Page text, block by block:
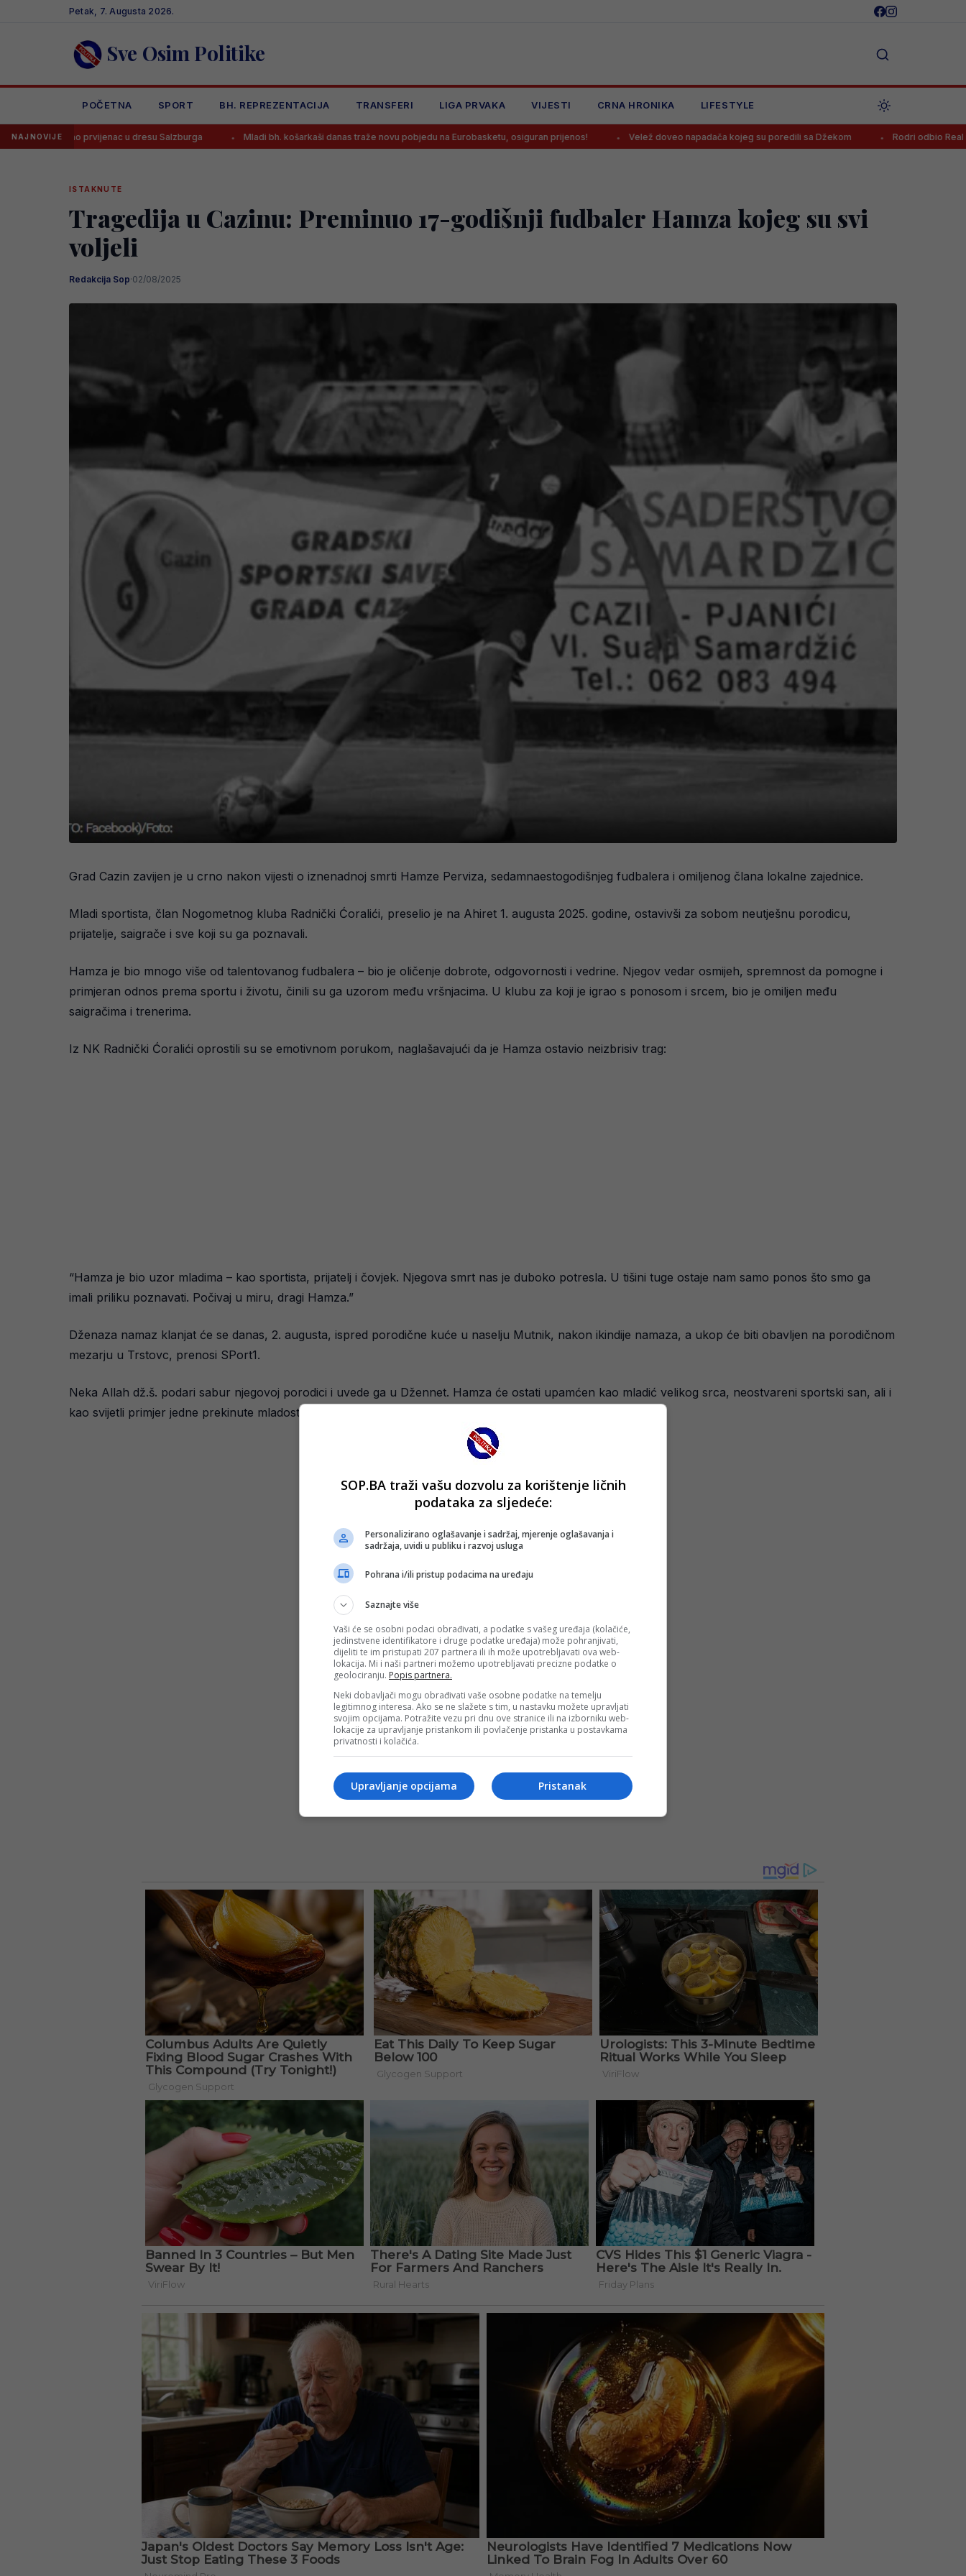
Petak, 7. Augusta 2026.
Sve Osim Politike
POČETNA SPORT BH. REPREZENTACIJA TRANSFERI LIGA PRVAKA VIJESTI CRNA HRONIKA LIFESTYLE
NAJNOVIJE
prvijenac u dresu Salzburga Mladi bh. košarkaši danas traže novu pobjedu na Eurobasketu, osiguran prijenos! Velež doveo napadača kojeg su poredili sa Džekom Rodri odbio Real i prihvatio
ISTAKNUTE
Tragedija u Cazinu: Preminuo 17-godišnji fudbaler Hamza kojeg su svi
voljeli
Redakcija Sop·02/08/2025
Grad Cazin zavijen je u crno nakon vijesti o iznenadnoj smrti Hamze Perviza, sedamnaestogodišnjeg fudbalera i omiljenog člana lokalne zajednice.
Mladi sportista, član Nogometnog kluba Radnički Ćoralići, preselio je na Ahiret 1. augusta 2025. godine, ostavivši za sobom neutješnu porodicu,
prijatelje, saigrače i sve koji su ga poznavali.
Hamza je bio mnogo više od talentovanog fudbalera – bio je oličenje dobrote, odgovornosti i vedrine. Njegov vedar osmijeh, spremnost da pomogne i
primjeran odnos prema sportu i životu, činili su ga uzorom među vršnjacima. U klubu za koji je igrao s ponosom i srcem, bio je omiljen među
saigračima i trenerima.
Iz NK Radnički Ćoralići oprostili su se emotivnom porukom, naglašavajući da je Hamza ostavio neizbrisiv trag:
“Hamza je bio uzor mladima – kao sportista, prijatelj i čovjek. Njegova smrt nas je duboko potresla. U tišini tuge ostaje nam samo ponos što smo ga
imali priliku poznavati. Počivaj u miru, dragi Hamza.”
Dženaza namaz klanjat će se danas, 2. augusta, ispred porodične kuće u naselju Mutnik, nakon ikindije namaza, a ukop će biti obavljen na porodičnom
mezarju u Trstovc, prenosi SPort1.
Neka Allah dž.š. podari sabur njegovoj porodici i uvede ga u Džennet. Hamza će ostati upamćen kao mladić velikog srca, neostvareni sportski san, ali i
kao svijetli primjer jedne prekinute mladosti.
SOP.BA traži vašu dozvolu za korištenje ličnih
podataka za sljedeće:
Personalizirano oglašavanje i sadržaj, mjerenje oglašavanja i
sadržaja, uvidi u publiku i razvoj usluga
Pohrana i/ili pristup podacima na uređaju
Saznajte više
Vaši će se osobni podaci obrađivati, a podatke s vašeg uređaja (kolačiće,
jedinstvene identifikatore i druge podatke uređaja) može pohranjivati,
dijeliti te im pristupati 207 partnera ili ih može upotrebljavati ova web-
lokacija. Mi i naši partneri možemo upotrebljavati precizne podatke o
geolociranju. Popis partnera.
Neki dobavljači mogu obrađivati vaše osobne podatke na temelju
legitimnog interesa. Ako se ne slažete s tim, u nastavku možete upravljati
svojim opcijama. Potražite vezu pri dnu ove stranice ili na izborniku web-
lokacije za upravljanje pristankom ili povlačenje pristanka u postavkama
privatnosti i kolačića.
Pristanak
Upravljanje opcijama